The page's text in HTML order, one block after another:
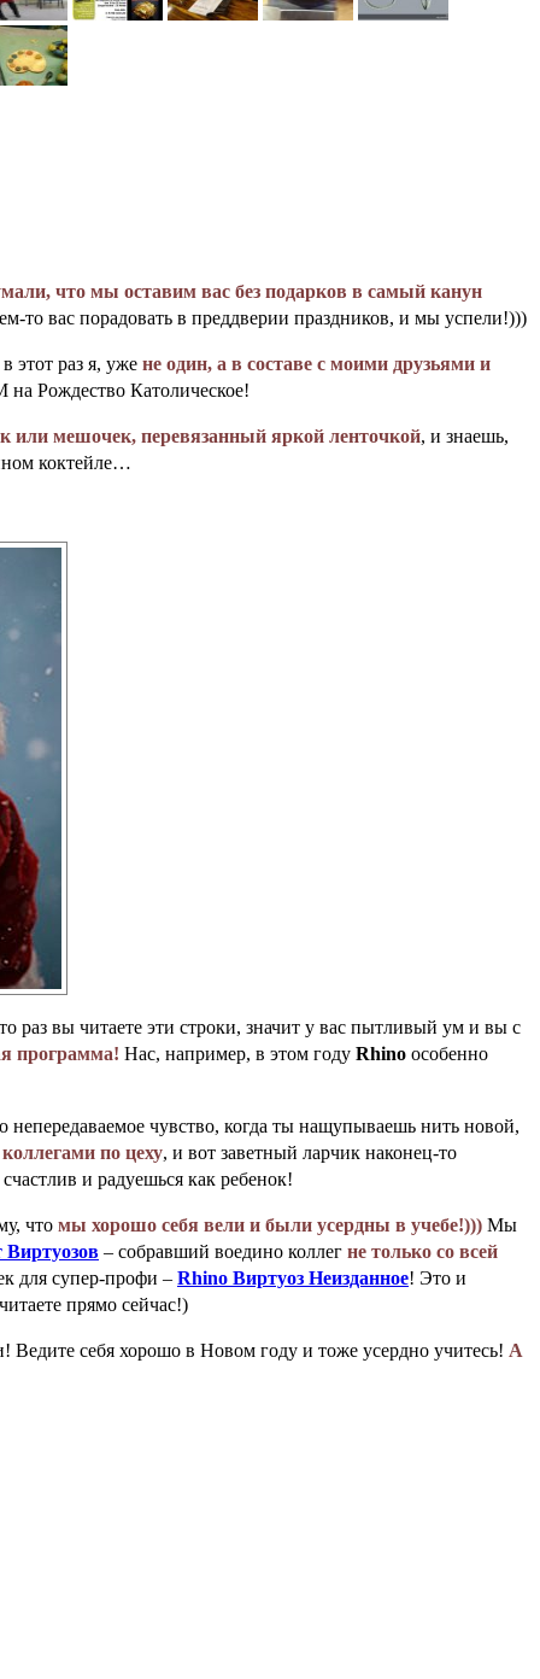
что мы оставим вас без подарков в самый канун
то вас порадовать в преддверии праздников, и мы успели!)))
этот раз я, уже не один, а в составе с моими друзьями и
Рождество Католическое!
или мешочек, перевязанный яркой ленточкой, и знаешь,
коктейле…
раз вы читаете эти строки, значит у вас пытливый ум и вы с
программа! Нас, например, в этом году Rhino особенно
чувство, когда ты нащупываешь нить новой,
по цеху, и вот заветный ларчик наконец-то
и радуешься как ребенок!
что мы хорошо себя вели и были усердны в учебе!))) Мы
Виртуозов – собравший воедино коллег не только со всей
для супер-профи – Rhino Виртуоз Неизданное! Это и
прямо сейчас!)
себя хорошо в Новом году и тоже усердно учитесь! А